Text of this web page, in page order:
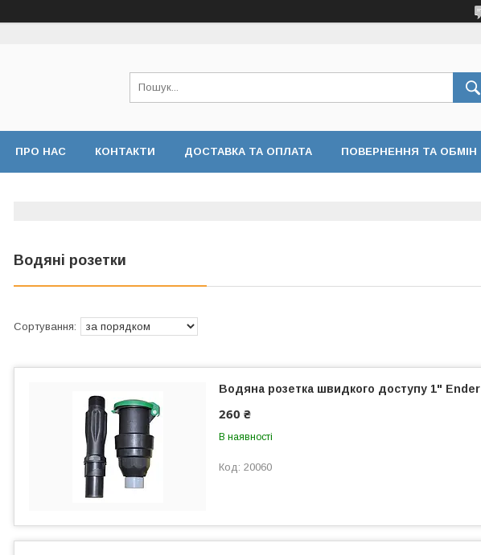
ПРО НАС КОНТАКТИ ДОСТАВКА ТА ОПЛАТА ПОВЕРНЕННЯ ТА ОБМІН
Водяні розетки
Водяна розетка швидкого доступу 1" Ender
260 ₴
В наявності
20060